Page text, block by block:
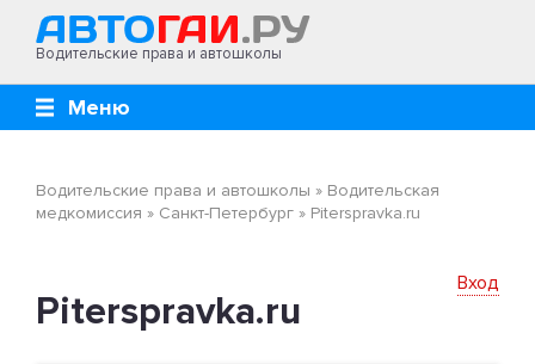
Водительские права и автошколы
Меню
Водительские права и автошколы » Водительская
медкомиссия » Санкт-Петербург » Рiterspravka.ru
Вход
Рiterspravka.ru